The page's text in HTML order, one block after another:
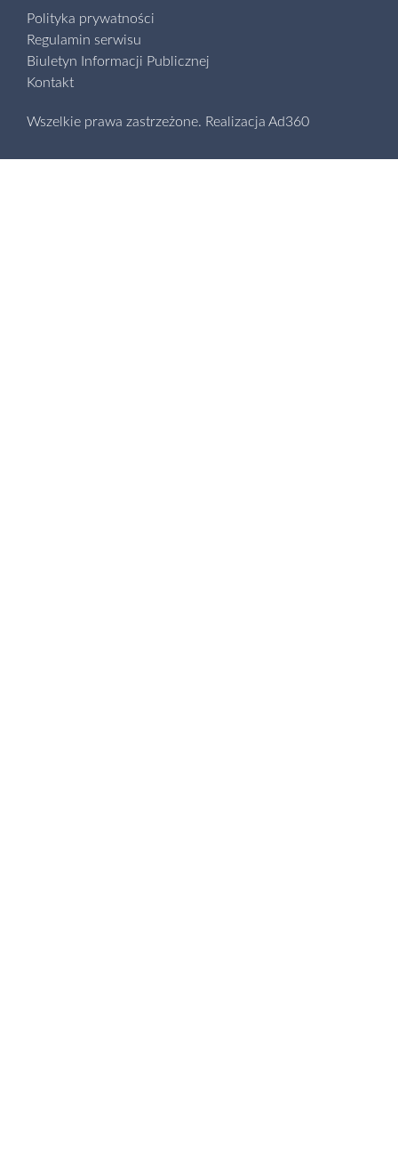
Polityka prywatności
Regulamin serwisu
Biuletyn Informacji Publicznej
Kontakt
Wszelkie prawa zastrzeżone. Realizacja Ad360